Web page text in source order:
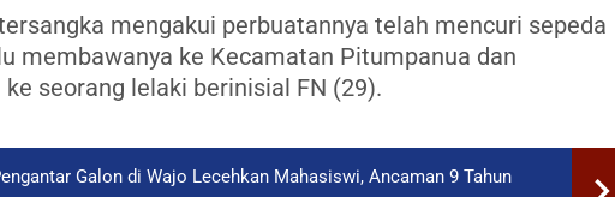
mengakui perbuatannya telah mencuri sepeda
membawanya ke Kecamatan Pitumpanua dan
seorang lelaki berinisial FN (29).
Galon di Wajo Lecehkan Mahasiswi, Ancaman 9 Tahun